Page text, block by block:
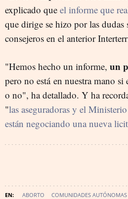
explicado que el informe que
que dirige se hizo por las dudas
consejeros en el anterior
"Hemos hecho un informe, un
pero no está en nuestra mano
o no", ha detallado. Y ha
"las aseguradoras y el
están negociando una nueva
ABORTO COMUNIDADES AUTÓNOMAS